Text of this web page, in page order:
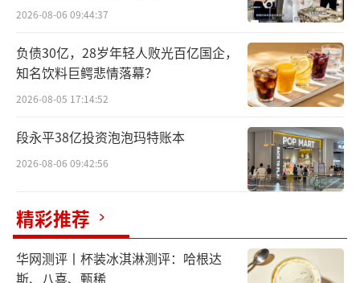
2026-08-06 09:44:37
负债30亿，28岁年轻人败光百亿国企，
知名饮料巨鳄悲情落幕？
2026-08-05 17:14:52
段永平38亿投资泡泡玛特账本
2026-08-06 09:42:56
精彩推荐
华网测评丨杯装冰淇淋测评：哈根达
斯、八喜、甄稀